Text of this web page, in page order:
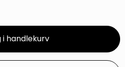
i handlekurv